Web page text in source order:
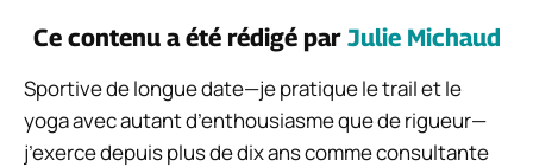
Ce contenu a été rédigé par Julie Michaud
Sportive de longue date—je pratique le trail et le
yoga avec autant d’enthousiasme que de rigueur—
j’exerce depuis plus de dix ans comme consultante